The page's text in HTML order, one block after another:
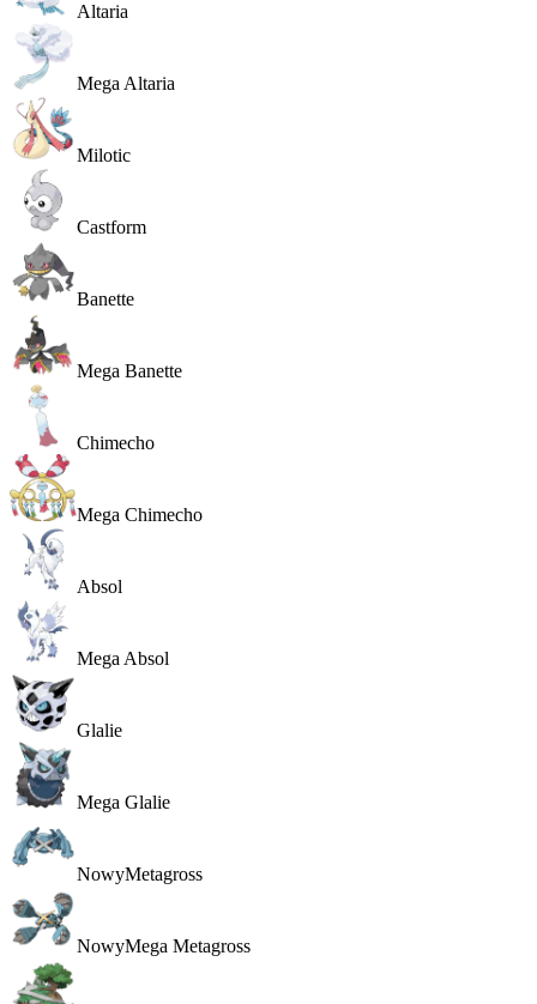
Altaria
Mega Altaria
Milotic
Castform
Banette
Mega Banette
Chimecho
Mega Chimecho
Absol
Mega Absol
Glalie
Mega Glalie
NowyMetagross
NowyMega Metagross